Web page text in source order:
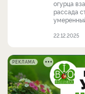
огурца
рассада
22.12.2025
РЕКЛАМА